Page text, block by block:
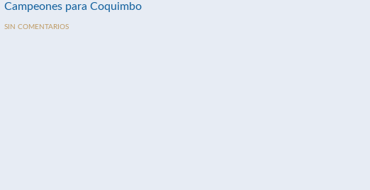
Campeones para Coquimbo
SIN COMENTARIOS